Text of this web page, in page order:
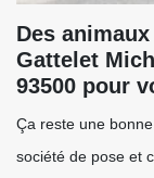
Des
Gattelet
93500 pour
Ça reste une
société de pose et